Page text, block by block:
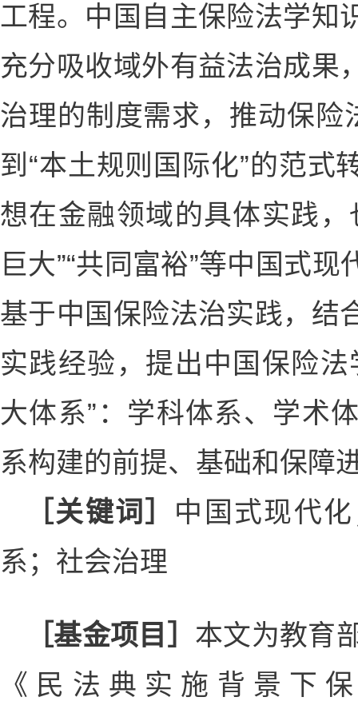
工程。中国自主保险法学知
充分吸收域外有益法治成果
治理的制度需求，推动保险
到“本土规则国际化”的范式
想在金融领域的具体实践
巨大”“共同富裕”等中国式
基于中国保险法治实践，结
实践经验，提出中国保险
大体系”：学科体系、学术
系构建的前提、基础和保障
［关键词］ 中国式现代
系；社会治理
［基金项目］ 本文为教育
《民法典实施背景下